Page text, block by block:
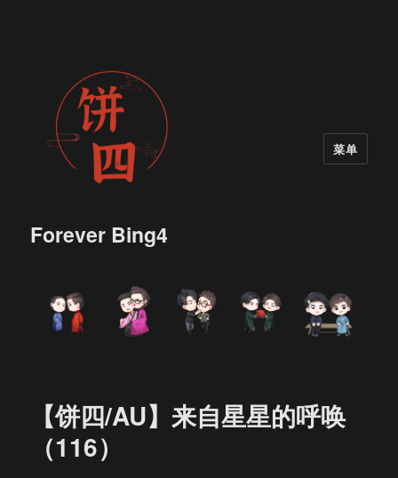
Forever Bing4
菜单
【饼四/AU】来自星星的呼唤
（116）